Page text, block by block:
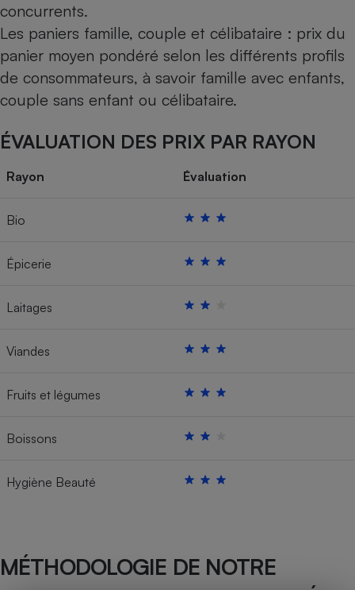
concurrents.
Les paniers famille, couple et célibataire : prix du
panier moyen pondéré selon les différents profils
de consommateurs, à savoir famille avec enfants,
couple sans enfant ou célibataire.
ÉVALUATION DES PRIX PAR RAYON
Rayon Évaluation
Bio
Épicerie
Laitages
Viandes
Fruits et légumes
Boissons
Hygiène Beauté
MÉTHODOLOGIE DE NOTRE